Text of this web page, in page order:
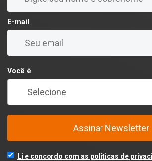
E-mail
Você é
Assinar Newsletter
Li e concordo com as políticas de